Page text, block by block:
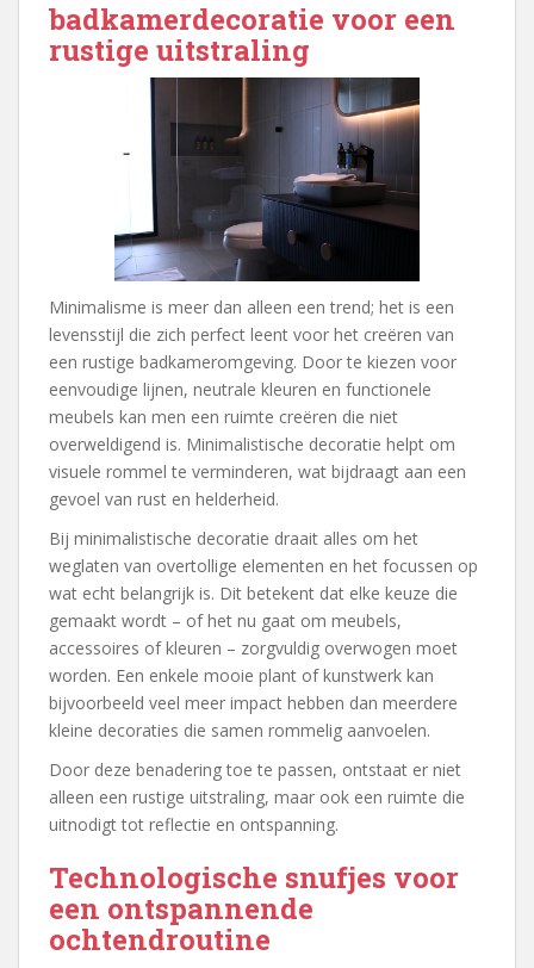
badkamerdecoratie voor een
rustige uitstraling
Minimalisme is meer dan alleen een trend; het is een
levensstijl die zich perfect leent voor het creëren van
een rustige badkameromgeving. Door te kiezen voor
eenvoudige lijnen, neutrale kleuren en functionele
meubels kan men een ruimte creëren die niet
overweldigend is. Minimalistische decoratie helpt om
visuele rommel te verminderen, wat bijdraagt aan een
gevoel van rust en helderheid.
Bij minimalistische decoratie draait alles om het
weglaten van overtollige elementen en het focussen op
wat echt belangrijk is. Dit betekent dat elke keuze die
gemaakt wordt – of het nu gaat om meubels,
accessoires of kleuren – zorgvuldig overwogen moet
worden. Een enkele mooie plant of kunstwerk kan
bijvoorbeeld veel meer impact hebben dan meerdere
kleine decoraties die samen rommelig aanvoelen.
Door deze benadering toe te passen, ontstaat er niet
alleen een rustige uitstraling, maar ook een ruimte die
uitnodigt tot reflectie en ontspanning.
Technologische snufjes voor
een ontspannende
ochtendroutine